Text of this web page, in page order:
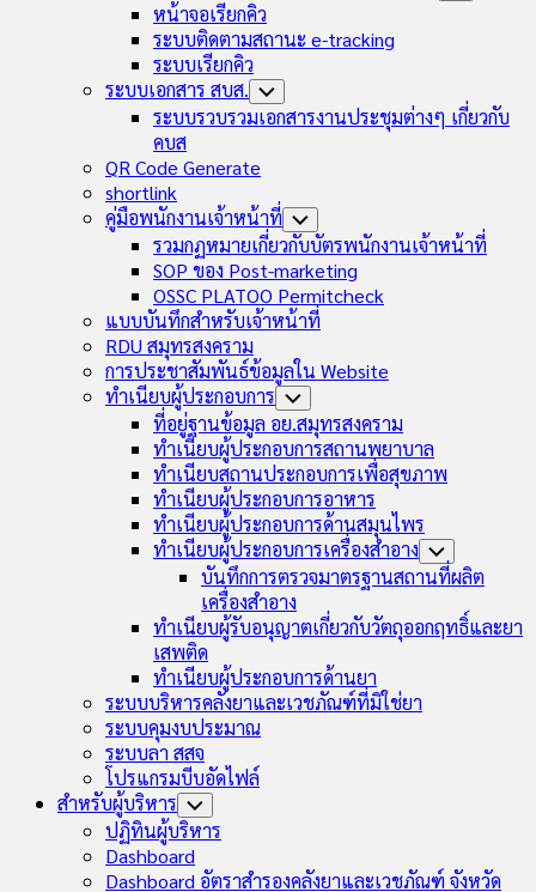
หน้าจอเรียกคิว
ระบบติดตามสถานะ e-tracking
ระบบเรียกคิว
ระบบเอกสาร สบส. Toggle
Child
Menu
ระบบรวบรวมเอกสารงานประชุมต่างๆ เกี่ยวกับ
คบส
QR Code Generate
shortlink
คู่มือพนักงานเจ้าหน้าที่ Toggle
Child
Menu
รวมกฏหมายเกี่ยวกับบัตรพนักงานเจ้าหน้าที่
SOP ของ Post-marketing
OSSC PLATOO Permitcheck
แบบบันทึกสำหรับเจ้าหน้าที่
RDU สมุทรสงคราม
การประชาสัมพันธ์ข้อมูลใน Website
ทำเนียบผู้ประกอบการ Toggle
Child
Menu
ที่อยู่ฐานข้อมูล อย.สมุทรสงคราม
ทำเนียบผู้ประกอบการสถานพยาบาล
ทำเนียบสถานประกอบการเพื่อสุขภาพ
ทำเนียบผู้ประกอบการอาหาร
ทำเนียบผู้ประกอบการด้านสมุนไพร
ทำเนียบผู้ประกอบการเครื่องสำอาง Toggle
Child
Menu
บันทึกการตรวจมาตรฐานสถานที่ผลิต
เครื่องสำอาง
ทำเนียบผู้รับอนุญาตเกี่ยวกับวัตถุออกฤทธิ์และยา
เสพติด
ทำเนียบผู้ประกอบการด้านยา
ระบบบริหารคลังยาและเวชภัณฑ์ที่มิใช่ยา
ระบบคุมงบประมาณ
ระบบลา สสจ
โปรแกรมบีบอัดไฟล์
สำหรับผู้บริหาร Toggle
Child
Menu
ปฏิทินผู้บริหาร
Dashboard
Dashboard อัตราสำรองคลังยาและเวชภัณฑ์ จังหวัด